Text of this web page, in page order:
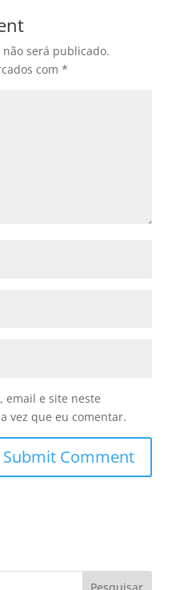
será publicado.
com *
email e site neste
vez que eu comentar.